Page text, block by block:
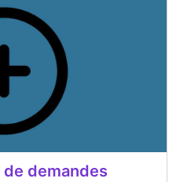
demandes